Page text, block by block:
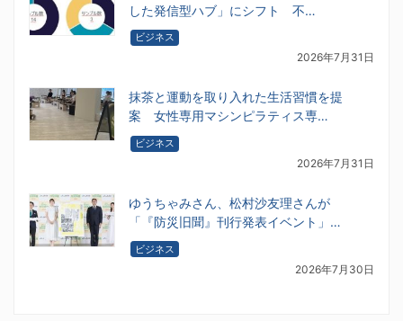
した発信型ハブ」にシフト 不…
ビジネス
2026年7月31日
抹茶と運動を取り入れた生活習慣を提
案 女性専用マシンピラティス専…
ビジネス
2026年7月31日
ゆうちゃみさん、松村沙友理さんが
「『防災旧聞』刊行発表イベント」…
ビジネス
2026年7月30日